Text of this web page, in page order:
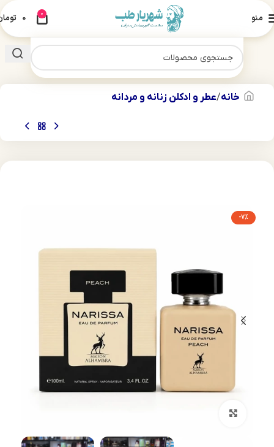
منو 0
0
خانه عطر و ادکلن زنانه و مردانه
-7%